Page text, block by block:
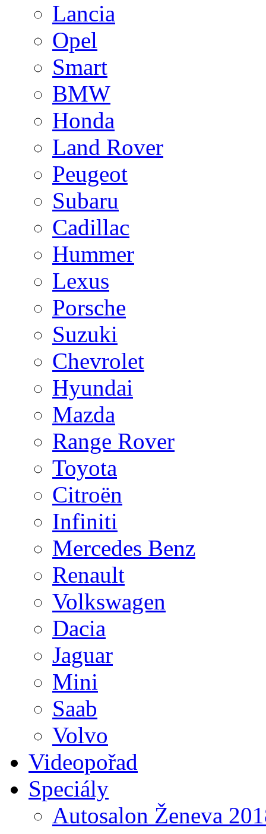
Lancia
Opel
Smart
BMW
Honda
Land Rover
Peugeot
Subaru
Cadillac
Hummer
Lexus
Porsche
Suzuki
Chevrolet
Hyundai
Mazda
Range Rover
Toyota
Citroën
Infiniti
Mercedes Benz
Renault
Volkswagen
Dacia
Jaguar
Mini
Saab
Volvo
Videopořad
Speciály
Autosalon Ženeva